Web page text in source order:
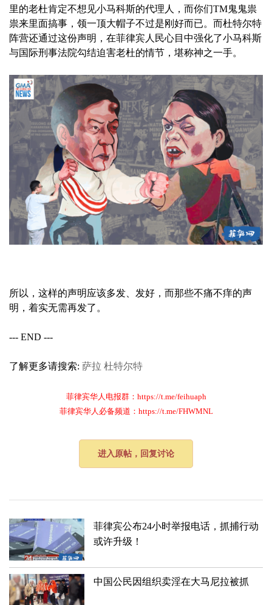
里的老杜肯定不想见小马科斯的代理人，而你们TM鬼鬼祟
祟来里面搞事，领一顶大帽子不过是刚好而已。而杜特尔特
阵营还通过这份声明，在菲律宾人民心目中强化了小马科斯
与国际刑事法院勾结迫害老杜的情节，堪称神之一手。
所以，这样的声明应该多发、发好，而那些不痛不痒的声
明，着实无需再发了。
--- END ---
了解更多请搜索: 萨拉 杜特尔特
菲律宾华人电报群：https://t.me/feihuaph
菲律宾华人必备频道：https://t.me/FHWMNL
进入原帖，回复讨论
菲律宾公布24小时举报电话，抓捕行动
或许升级！
中国公民因组织卖淫在大马尼拉被抓